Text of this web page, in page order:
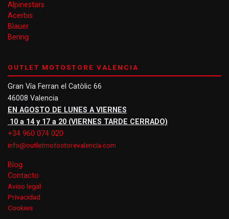
Alpinestars
Acerbis
Blauer
Bering
OUTLET MOTOSTORE VALENCIA
Gran Vía Ferran el Catòlic 66
46008 Valencia
EN AGOSTO DE LUNES A VIERNES
10 a 14 y 17 a 20 (VIERNES TARDE CERRADO)
+34 960 074 020
info@outletmotostorevalencia.com
Blog
Contacto
Aviso legal
Privacidad
Cookies